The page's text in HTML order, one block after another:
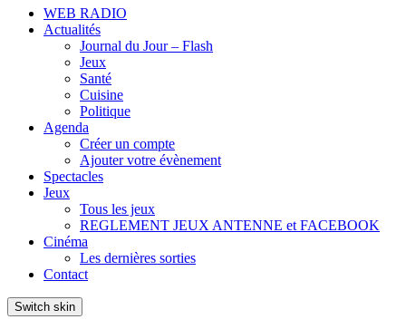
WEB RADIO
Actualités
Journal du Jour – Flash
Jeux
Santé
Cuisine
Politique
Agenda
Créer un compte
Ajouter votre évènement
Spectacles
Jeux
Tous les jeux
REGLEMENT JEUX ANTENNE et FACEBOOK
Cinéma
Les dernières sorties
Contact
Switch skin